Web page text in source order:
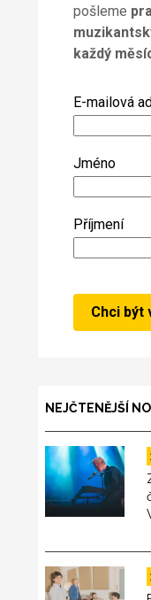
pošleme
každý
E-mailová
Jméno
Příjmení
NEJČTENĚJŠÍ